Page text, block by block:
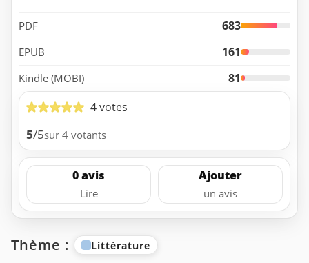
PDF 683
EPUB 161
Kindle (MOBI)
81
4 votes
5/5sur 4 votants
0 avis
Lire
Ajouter
un avis
Thème : Littérature